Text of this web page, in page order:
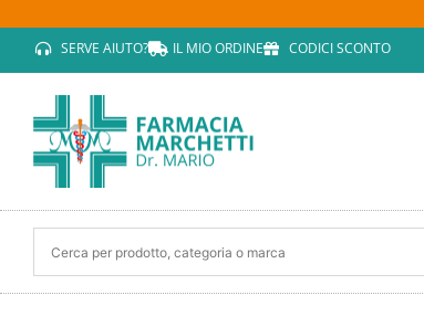
SERVE AIUTO? IL MIO ORDINE CODICI SCONTO